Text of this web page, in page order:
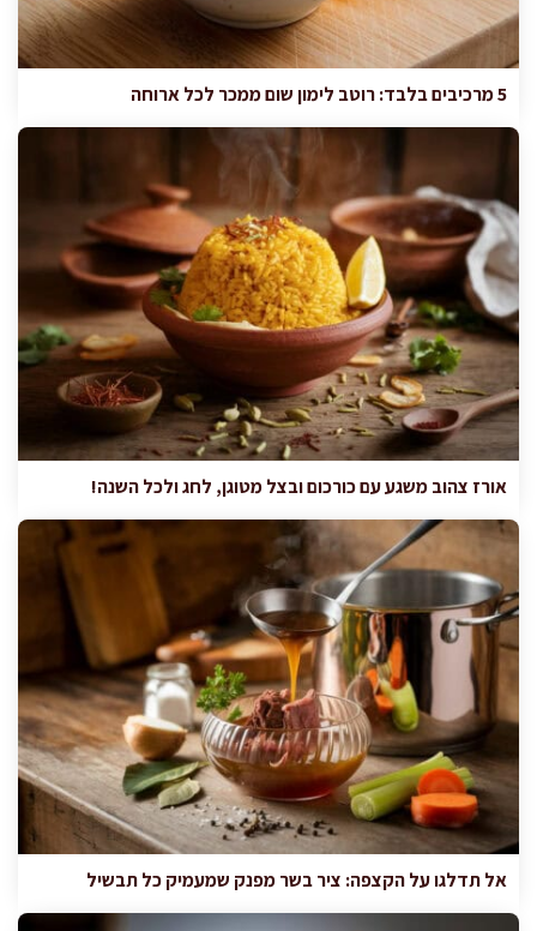
5 מרכיבים בלבד: רוטב לימון שום ממכר לכל ארוחה
אורז צהוב משגע עם כורכום ובצל מטוגן, לחג ולכל השנה!
אל תדלגו על הקצפה: ציר בשר מפנק שמעמיק כל תבשיל